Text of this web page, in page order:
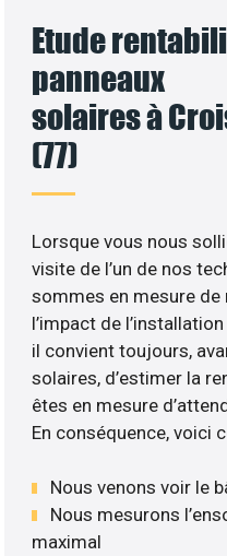
Etude
panneaux
solaires à
(77)
Lorsque vous nous
visite de l’un de nos
sommes en mesure
l’impact de
il convient toujours,
solaires, d’estimer la
êtes en mesure
En conséquence, voici
Nous venons voir le
Nous mesurons
maximal